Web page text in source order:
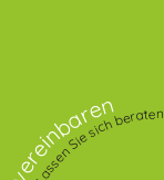
Lassen Sie sich beraten